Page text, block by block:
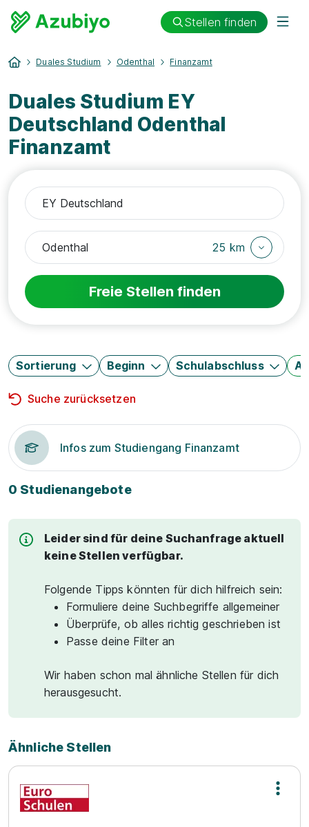
Stellen finden
Duales Studium Odenthal Finanzamt
Duales Studium EY
Deutschland Odenthal
Finanzamt
25 km
Freie Stellen finden
Sortierung Beginn Schulabschluss
Suche zurücksetzen
Infos zum Studiengang Finanzamt
0 Studienangebote
Leider sind für deine Suchanfrage aktuell
keine Stellen verfügbar.
Folgende Tipps könnten für dich hilfreich sein:
Formuliere deine Suchbegriffe allgemeiner
Überprüfe, ob alles richtig geschrieben ist
Passe deine Filter an
Wir haben schon mal ähnliche Stellen für dich
herausgesucht.
Ähnliche Stellen